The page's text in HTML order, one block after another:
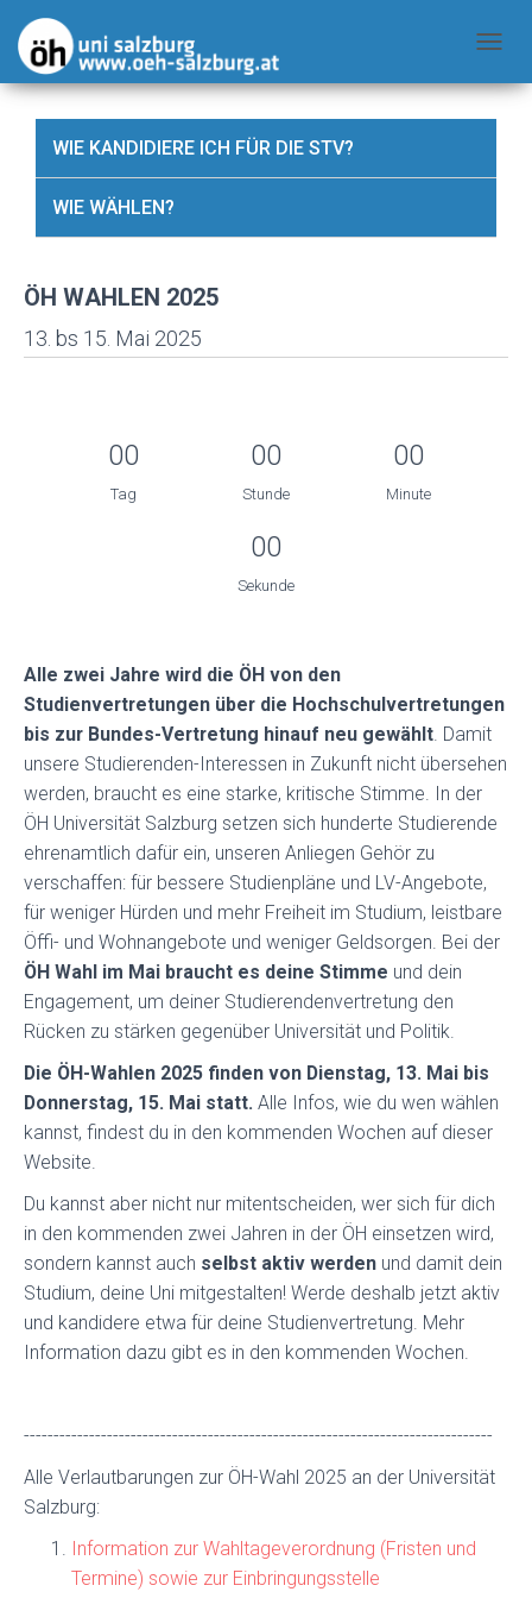
A
V
G
T
U
WIE KANDIDIERE ICH FÜR DIE STV?
WIE WÄHLEN?
ÖH WAHLEN 2025
13. bs 15. Mai 2025
00
Tag
00
Stunde
00
Minute
00
Sekunde
Alle zwei Jahre wird die ÖH von den
Studienvertretungen über die Hochschulvertretungen
bis zur Bundes-Vertretung hinauf neu gewählt. Damit
unsere Studierenden-Interessen in Zukunft nicht übersehen
werden, braucht es eine starke, kritische Stimme. In der
ÖH Universität Salzburg setzen sich hunderte Studierende
ehrenamtlich dafür ein, unseren Anliegen Gehör zu
verschaffen: für bessere Studienpläne und LV-Angebote,
für weniger Hürden und mehr Freiheit im Studium, leistbare
Öffi- und Wohnangebote und weniger Geldsorgen. Bei der
ÖH Wahl im Mai braucht es deine Stimme und dein
Engagement, um deiner Studierendenvertretung den
Rücken zu stärken gegenüber Universität und Politik.
Die ÖH-Wahlen 2025 finden von Dienstag, 13. Mai bis
Donnerstag, 15. Mai statt. Alle Infos, wie du wen wählen
kannst, findest du in den kommenden Wochen auf dieser
Website.
Du kannst aber nicht nur mitentscheiden, wer sich für dich
in den kommenden zwei Jahren in der ÖH einsetzen wird,
sondern kannst auch selbst aktiv werden und damit dein
Studium, deine Uni mitgestalten! Werde deshalb jetzt aktiv
und kandidere etwa für deine Studienvertretung. Mehr
Information dazu gibt es in den kommenden Wochen.
-------------------------------------------------------------------------------
Alle Verlautbarungen zur ÖH-Wahl 2025 an der Universität
Salzburg:
Information zur Wahltageverordnung (Fristen und
Termine) sowie zur Einbringungsstelle